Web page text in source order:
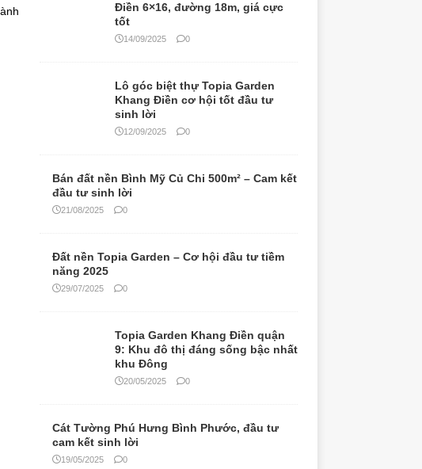
Điền 6×16, đường 18m, giá cực
tốt
14/09/2025 0
Lô góc biệt thự Topia Garden
Khang Điền cơ hội tốt đầu tư
sinh lời
12/09/2025 0
Bán đất nền Bình Mỹ Củ Chi 500m² – Cam kết
đầu tư sinh lời
21/08/2025 0
Đất nền Topia Garden – Cơ hội đầu tư tiềm
năng 2025
29/07/2025 0
Topia Garden Khang Điền quận
9: Khu đô thị đáng sống bậc nhất
khu Đông
20/05/2025 0
Cát Tường Phú Hưng Bình Phước, đầu tư
cam kết sinh lời
19/05/2025 0